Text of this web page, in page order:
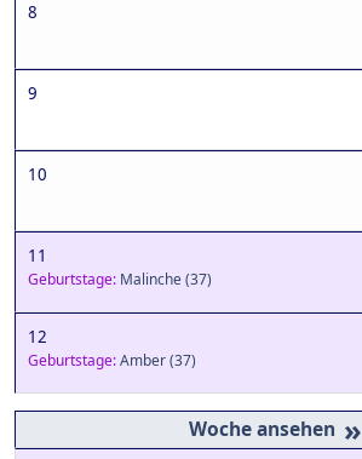
8
9
10
11
Geburtstage: Malinche(37)
12
Geburtstage:Amber(37)
»